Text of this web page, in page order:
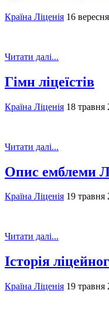
Країна Ліценія 16
Читати далі...
Гімн ліцеїстів
Країна Ліценія 18 травня
Читати далі...
Опис емблеми
Країна Ліценія 19 травня
Читати далі...
Історія
Країна Ліценія 19 травня